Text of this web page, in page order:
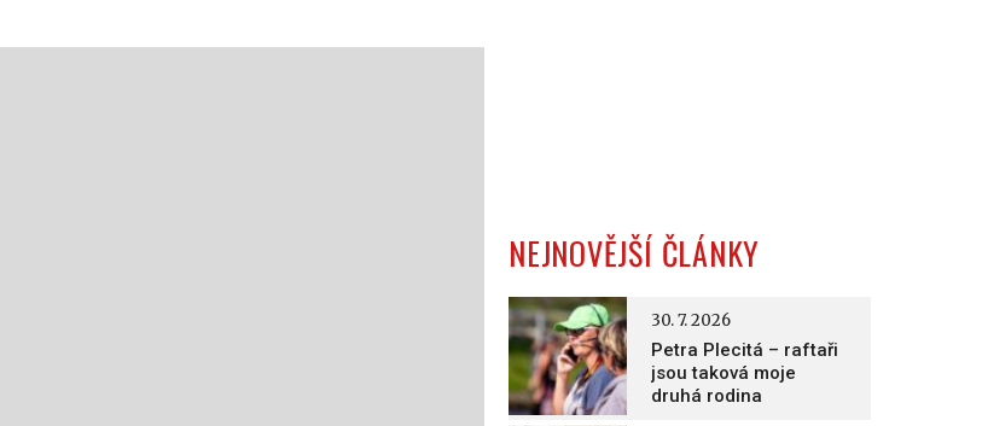
NEJNOVĚJŠÍ ČLÁNKY
Petra Plecitá – raftaři
jsou taková moje
druhá rodina
30. 7. 2026